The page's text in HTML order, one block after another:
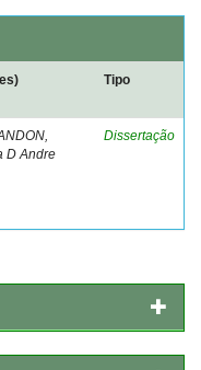
Tipo
D Andre
Dissertação